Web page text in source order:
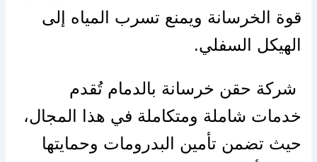
قوة الخرسانة ويمنع تسرب المياه إلى
الهيكل السفلي.
شركة حقن خرسانة بالدمام تُقدم
خدمات شاملة ومتكاملة في هذا المجال،
حيث تضمن تأمين البدرومات وحمايتها